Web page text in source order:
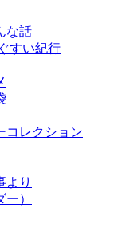
な話
すい紀行
コレクション
より
）